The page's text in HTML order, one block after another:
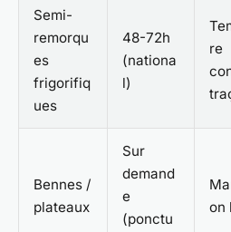
Semi-
remorqu
es
frigorifiq
ues
48-72h
(nationa
l)
re
Bennes /
plateaux
Sur
demand
e
(ponctu
on